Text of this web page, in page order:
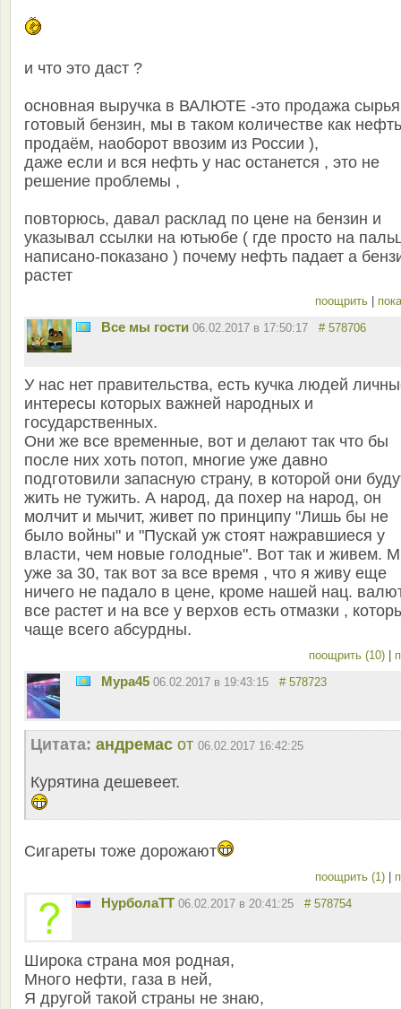
и что это даст ?
основная выручка в ВАЛЮТЕ -это продажа
готовый бензин, мы в таком количестве как
продаём, наоборот ввозим из России ),
даже если и вся нефть у нас останется , это не
решение проблемы ,
повторюсь, давал расклад по цене на бензин и
указывал ссылки на ютьюбе ( где просто на
написано-показано ) почему нефть падает а
растет
поощрить
Все мы гости 06.02.2017 в 17:50:17 # 578706
У нас нет правительства, есть кучка людей
интересы которых важней народных и
государственных.
Они же все временные, вот и делают так что бы
после них хоть потоп, многие уже давно
подготовили запасную страну, в которой они
жить не тужить. А народ, да похер на народ, он
молчит и мычит, живет по принципу "Лишь бы не
было войны" и "Пускай уж стоят нажравшиеся у
власти, чем новые голодные". Вот так и живем.
уже за 30, так вот за все время , что я живу еще
ничего не падало в цене, кроме нашей нац.
все растет и на все у верхов есть отмазки ,
чаще всего абсурдны.
поощрить (10)
Мура45 06.02.2017 в 19:43:15 # 578723
Цитата: андремас от 06.02.2017 16:42:25
Курятина дешевеет.
Сигареты тоже дорожают
поощрить (1)
НурболаТТ 06.02.2017 в 20:41:25 # 578754
Широка страна моя родная,
Много нефти, газа в ней,
Я другой такой страны не знаю,